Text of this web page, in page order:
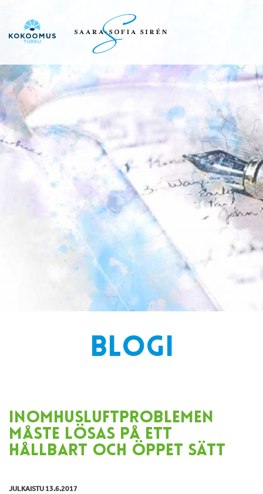
BLOGI
INOMHUSLUFTPROBLEMEN
MÅSTE LÖSAS PÅ ETT
HÅLLBART OCH ÖPPET SÄTT
JULKAISTU 13.6.2017